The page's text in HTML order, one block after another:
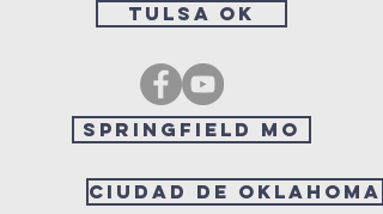
Tulsa OK
Springfield MO
Ciudad de Oklahoma